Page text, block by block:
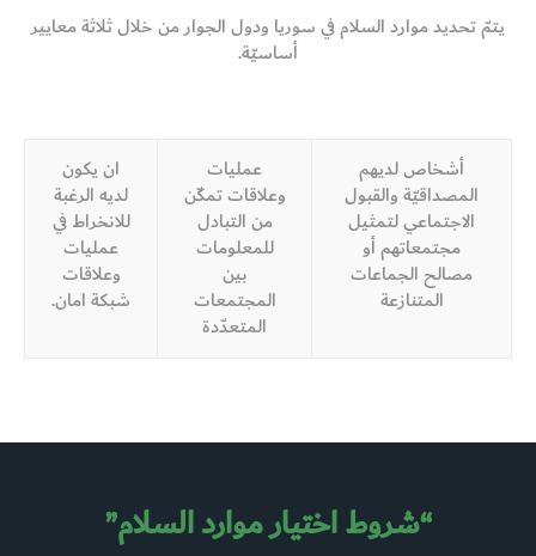
يتمّ تحديد موارد السلام في سوريا ودول الجوار من خلال ثلاثة معايير
أساسيّة.
أشخاص لديهم
المصداقيّة والقبول
الاجتماعي لتمثيل
مجتمعاتهم أو
مصالح الجماعات
المتنازعة
عمليات
وعلاقات تمكّن
من التبادل
للمعلومات
بين
المجتمعات
المتعدّدة
ان يكون
لديه الرغبة
للانخراط في
عمليات
وعلاقات
شبكة امان.
“شروط اختيار موارد السلام”